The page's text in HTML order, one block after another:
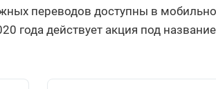
переводов доступны в
года действует акция под